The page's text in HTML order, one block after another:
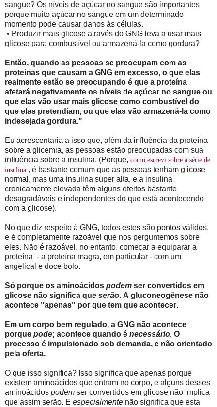
sangue? Os níveis de açúcar no sangue são importantes
porque muito açúcar no sangue em um determinado
momento pode causar danos às células.
• Produzir mais glicose através do GNG leva a usar mais
glicose para combustível ou armazená-la como gordura?
Então, quando as pessoas se preocupam com as
proteínas que causam a GNG em excesso, o que elas
realmente estão se preocupando é que a proteína
afetará negativamente os níveis de açúcar no sangue ou
que elas vão usar mais glicose como combustível do
que elas pretendiam, ou que elas vão armazená-la como
indesejada gordura."
Eu acrescentaria a isso que, além da influência da proteína
sobre a glicemia, as pessoas estão preocupadas com sua
influência sobre a insulina. (Porque, como escrevi sobre a série de
insulina , é bastante comum que as pessoas tenham glicose
normal, mas uma insulina super alta, e a insulina
cronicamente elevada têm alguns efeitos bastante
desagradáveis e independentes do que está acontecendo
com a glicose).
No que diz respeito à GNG, todos estes são pontos válidos,
e é completamente razoável que nos perguntemos sobre
eles. Não é razoável, no entanto, começar a equiparar a
proteína - a proteína magra, em particular - com um
angelical e doce bolo.
Só porque os aminoácidos podem ser convertidos em
glicose não significa que serão. A gluconeogênese não
acontece "apenas" por que tem que acontecer.
Em um corpo bem regulado, a GNG não acontece
porque pode; acontece quando é necessário. O
processo é impulsionado sob demanda, e não orientado
pela oferta.
O que isso significa? Isso significa que apenas porque
existem aminoácidos que entram no corpo, e alguns desses
aminoácidos podem ser convertidos em glicose não implica
que assim serão. E especialmente não significa que esta